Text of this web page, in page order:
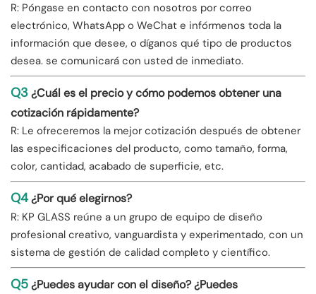
R: Póngase en contacto con nosotros por correo
electrónico, WhatsApp o WeChat e infórmenos toda la
información que desee, o díganos qué tipo de productos
desea. se comunicará con usted de inmediato.
Q3¿Cuál es el precio y cómo podemos obtener una
cotización rápidamente?
R: Le ofreceremos la mejor cotización después de obtener
las especificaciones del producto, como tamaño, forma,
color, cantidad, acabado de superficie, etc.
Q4¿Por qué elegirnos?
R: KP GLASS reúne a un grupo de equipo de diseño
profesional creativo, vanguardista y experimentado, con un
sistema de gestión de calidad completo y científico.
Q5¿Puedes ayudar con el diseño? ¿Puedes